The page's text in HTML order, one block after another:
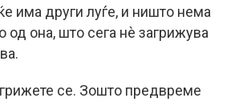
има други луѓе, и ништо нема
од она, што сега нè загрижува
се. Зошто предвреме